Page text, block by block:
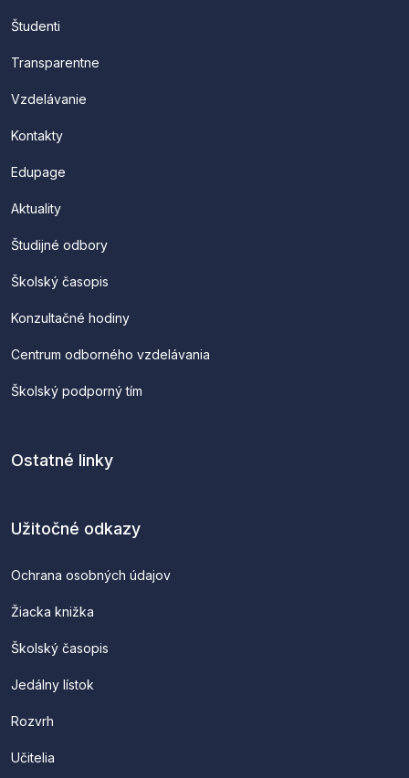
Študenti
Transparentne
Vzdelávanie
Kontakty
Edupage
Aktuality
Študijné odbory
Školský časopis
Konzultačné hodiny
Centrum odborného vzdelávania
Školský podporný tím
Ostatné linky
Užitočné odkazy
Ochrana osobných údajov
Žiacka knižka
Školský časopis
Jedálny lístok
Rozvrh
Učitelia